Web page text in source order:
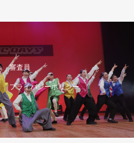
審査員
プライバシーポリシー